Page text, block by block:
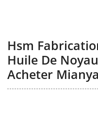
Hsm
Huile De
Acheter